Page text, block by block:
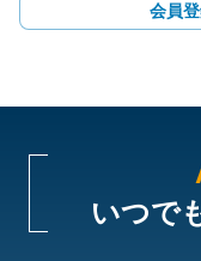
会員
いつで